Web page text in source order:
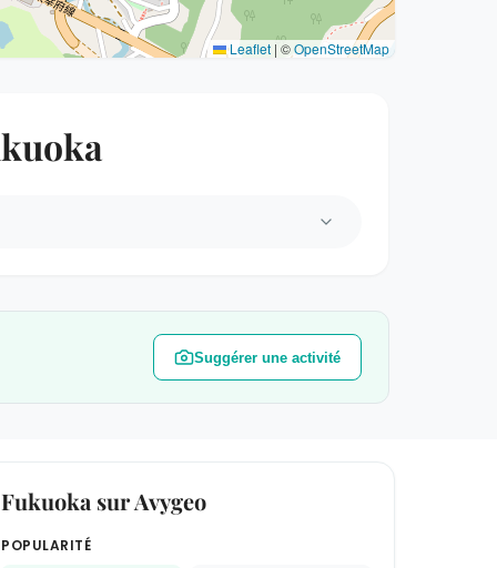
Leaflet | ©OpenStreetMap
Suggérer une activité
Fukuoka sur Avygeo
POPULARITÉ